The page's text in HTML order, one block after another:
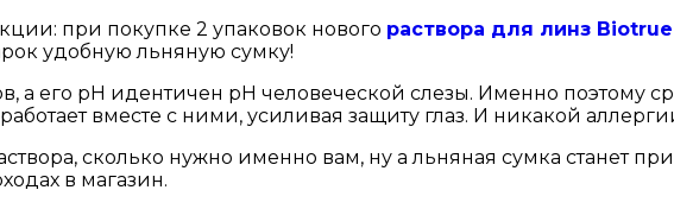
при покупке 2 упаковок нового раствора для линз Biotrue
удобную льняную сумку!
а его pH идентичен pH человеческой слезы. Именно поэтому
вместе с ними, усиливая защиту глаз. И никакой
сколько нужно именно вам, ну а льняная сумка станет
в магазин.